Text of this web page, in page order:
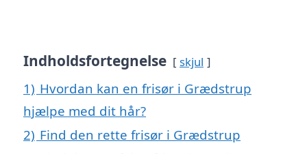
Indholdsfortegnelse skjul
1) Hvordan kan en frisør i Grædstrup
hjælpe med dit hår?
2) Find den rette frisør i Grædstrup